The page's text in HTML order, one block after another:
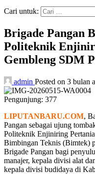
Cari untuk:
Brigade Pangan
Politeknik
Gembleng SDM
admin Posted on 3 bulan
Pengunjung: 377
LIPUTANBARU.COM,
Pangan sebagai ujung
Politeknik Enjiniring
Bimbingan Teknis (Bimtek)
Brigade Pangan bagi
manajer, kepala divisi alat
kepala divisi budidaya di